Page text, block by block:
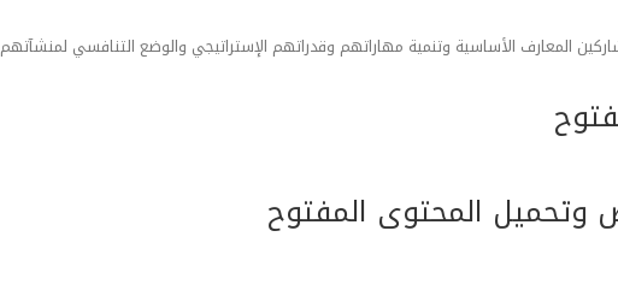
المعارف الأساسية وتنمية مهاراتهم وقدراتهم الإستراتيجي والوضع التنافسي لمنشآتهم
المحتوى المفتوح